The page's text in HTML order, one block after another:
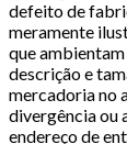
defeito de
meramente
que
descrição e
mercadoria no
divergência ou
endereço de